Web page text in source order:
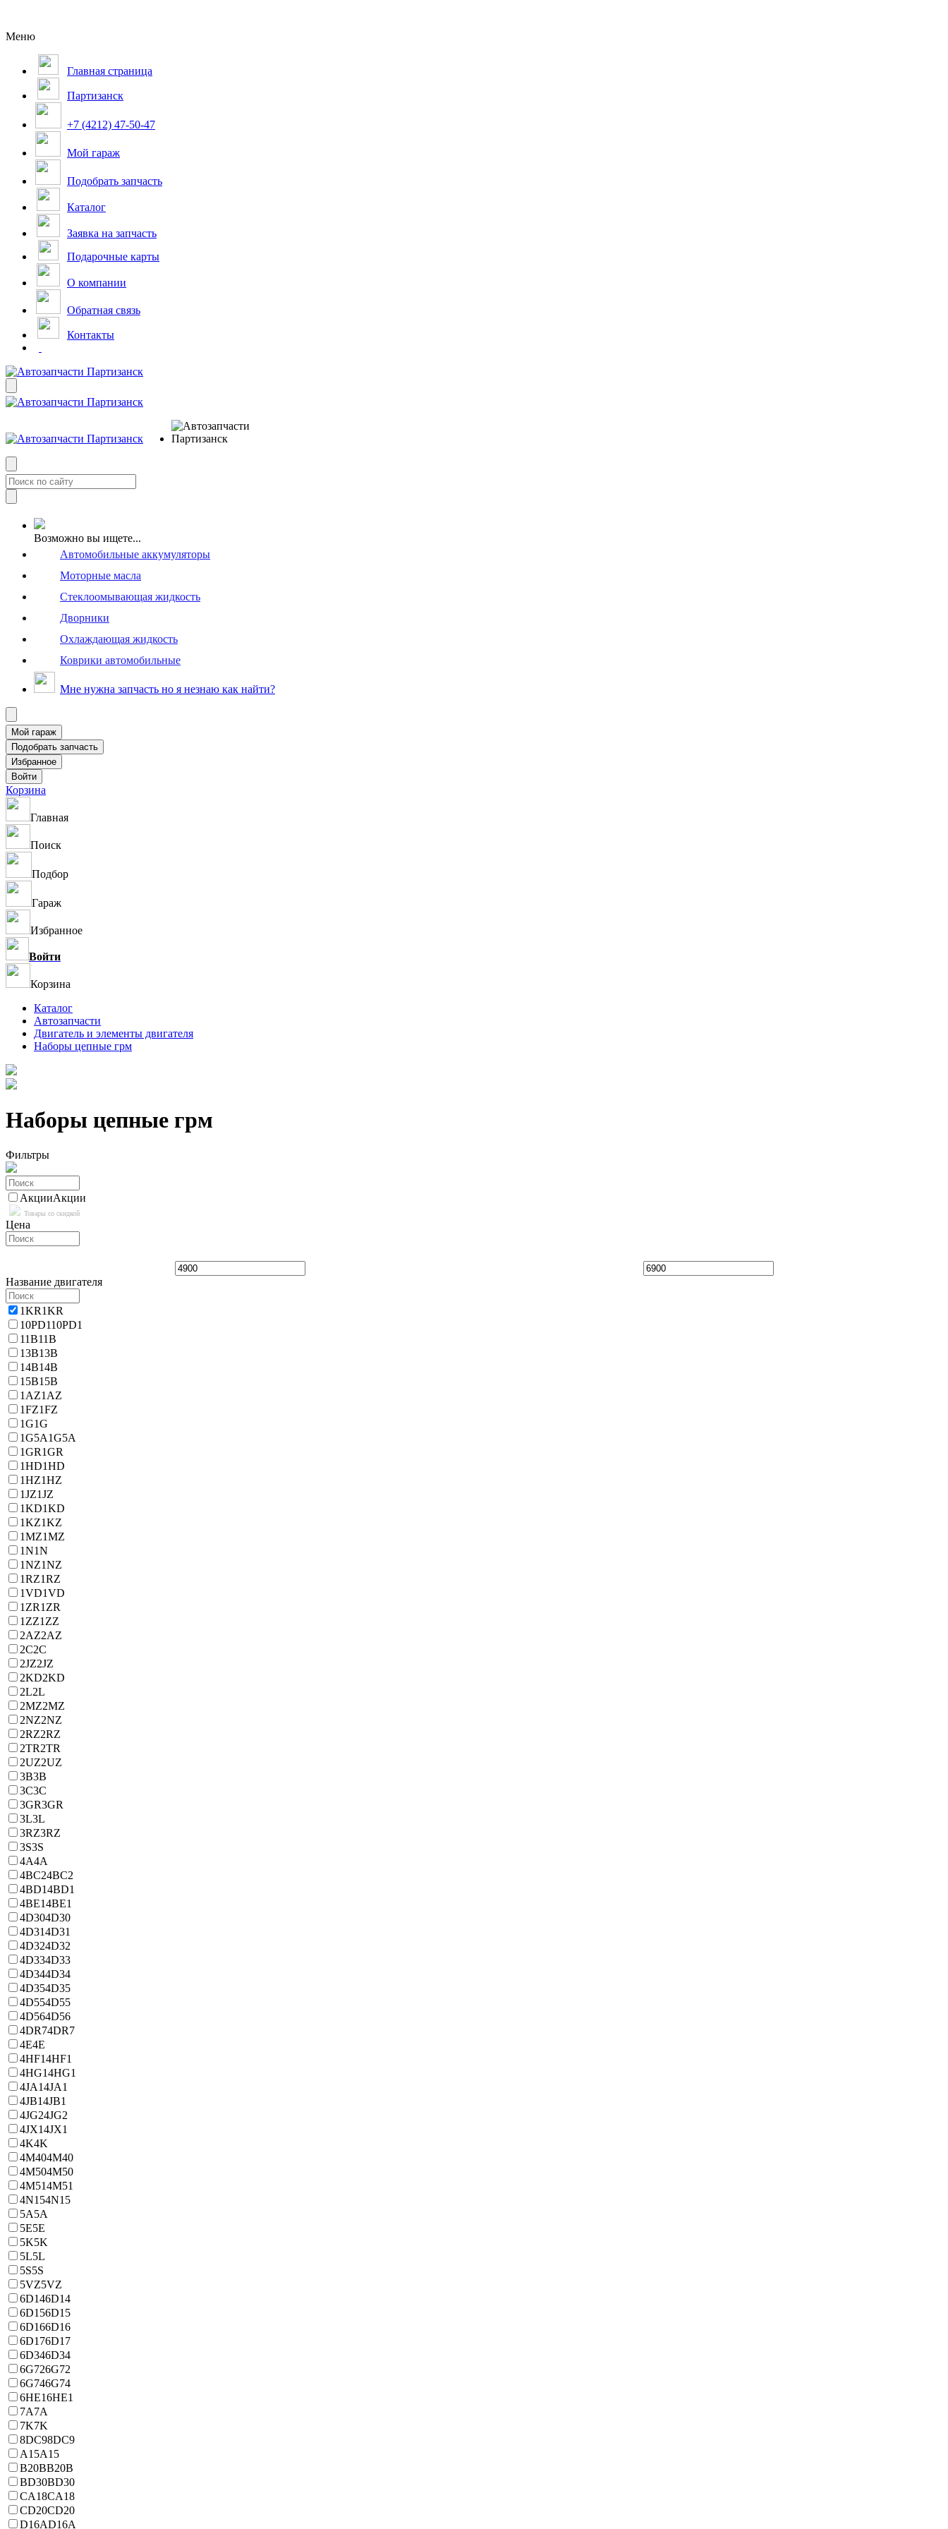
Меню
Главная страница
Партизанск
+7 (4212) 47-50-47
Мой гараж
Подобрать запчасть
Каталог
Заявка на запчасть
Подарочные карты
О компании
Обратная связь
Контакты
Возможно вы ищете...
Автомобильные аккумуляторы
Моторные масла
Стеклоомывающая жидкость
Дворники
Охлаждающая жидкость
Коврики автомобильные
Мне нужна запчасть но я незнаю как найти?
Корзина
Главная
Поиск
Подбор
Гараж
Избранное
Войти
Корзина
Каталог
Автозапчасти
Двигатель и элементы двигателя
Наборы цепные грм
Наборы цепные грм
Фильтры
АкцииАкции
Товары со скидкой
Цена
Название двигателя
1KR1KR
10PD110PD1
11B11B
13B13B
14B14B
15B15B
1AZ1AZ
1FZ1FZ
1G1G
1G5A1G5A
1GR1GR
1HD1HD
1HZ1HZ
1JZ1JZ
1KD1KD
1KZ1KZ
1MZ1MZ
1N1N
1NZ1NZ
1RZ1RZ
1VD1VD
1ZR1ZR
1ZZ1ZZ
2AZ2AZ
2C2C
2JZ2JZ
2KD2KD
2L2L
2MZ2MZ
2NZ2NZ
2RZ2RZ
2TR2TR
2UZ2UZ
3B3B
3C3C
3GR3GR
3L3L
3RZ3RZ
3S3S
4A4A
4BC24BC2
4BD14BD1
4BE14BE1
4D304D30
4D314D31
4D324D32
4D334D33
4D344D34
4D354D35
4D554D55
4D564D56
4DR74DR7
4E4E
4HF14HF1
4HG14HG1
4JA14JA1
4JB14JB1
4JG24JG2
4JX14JX1
4K4K
4M404M40
4M504M50
4M514M51
4N154N15
5A5A
5E5E
5K5K
5L5L
5S5S
5VZ5VZ
6D146D14
6D156D15
6D166D16
6D176D17
6D346D34
6G726G72
6G746G74
6HE16HE1
7A7A
7K7K
8DC98DC9
A15A15
B20BB20B
BD30BD30
CA18CA18
CD20CD20
D16AD16A